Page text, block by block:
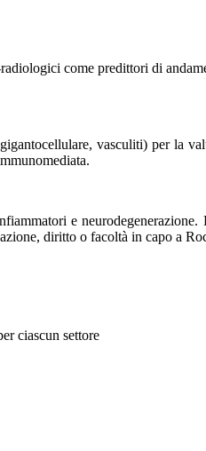
come predittori di
vasculiti) per la
e neurodegenerazione.
diritto o facoltà in capo a
ciascun settore